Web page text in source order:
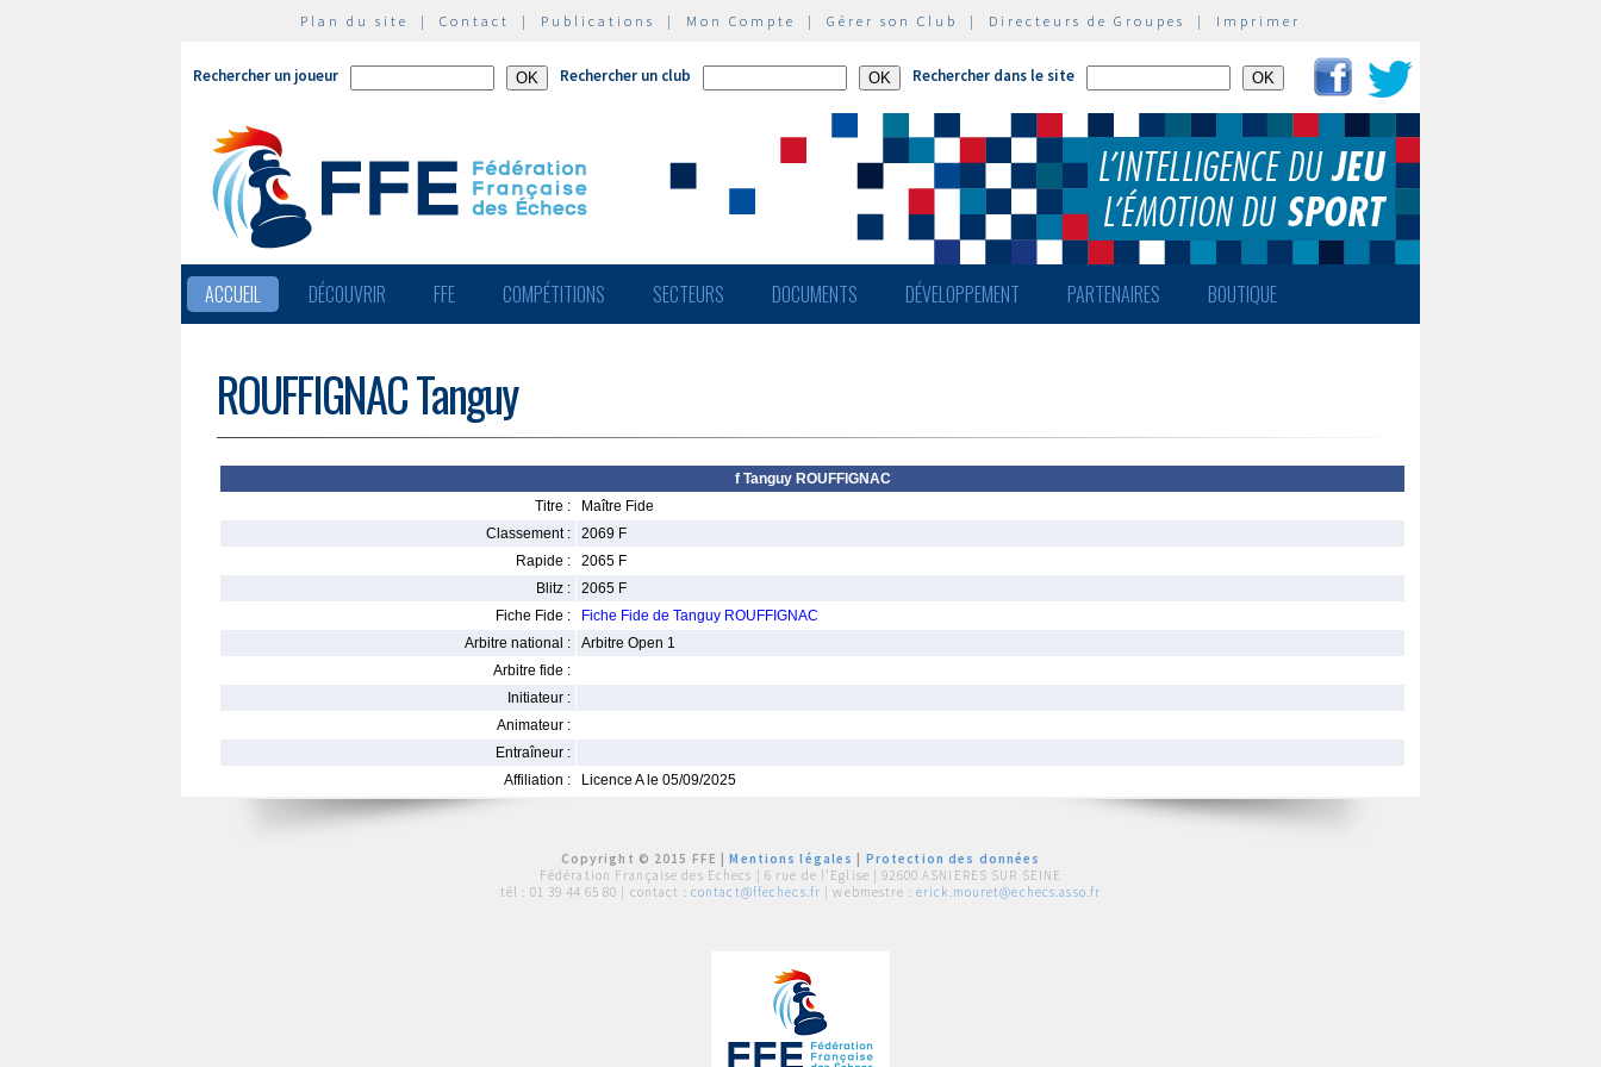
Plan du site | Contact | Publications | Mon Compte | Gérer son Club | Directeurs de Groupes | Imprimer
Rechercher un joueur Rechercher un club Rechercher dans le site
ACCUEIL DÉCOUVRIR FFE COMPÉTITIONS SECTEURS DOCUMENTS DÉVELOPPEMENT PARTENAIRES BOUTIQUE
ROUFFIGNAC Tanguy
f Tanguy ROUFFIGNAC
Titre :
Maître Fide
Classement :
2069 F
Rapide :
2065 F
Blitz :
2065 F
Fiche Fide :
Fiche Fide de Tanguy ROUFFIGNAC
Arbitre national :
Arbitre Open 1
Arbitre fide :
Initiateur :
Animateur :
Entraîneur :
Affiliation :
Licence A le 05/09/2025
Copyright © 2015 FFE |Mentions légales
Protection des données
Fédération Française des Echecs | 6 rue de l'Eglise | 92600 ASNIERES SUR SEINE
tél : 01 39 44 65 80 | contact : contact@ffechecs.fr | webmestre : erick.mouret@echecs.asso.fr